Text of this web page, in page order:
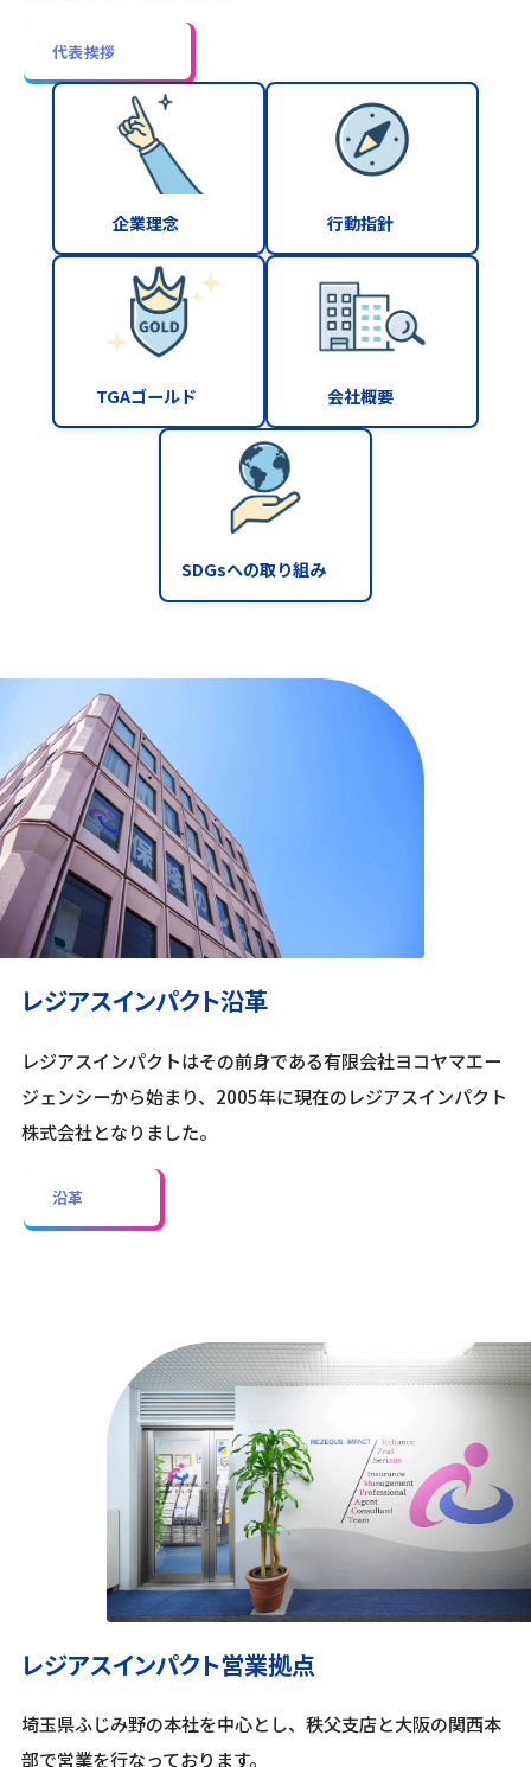
代表挨拶
企業理念 行動指針
TGAゴールド 会社概要
SDGsへの取り組み
レジアスインパクト沿革
レジアスインパクトはその前身である有限会社ヨコヤマエー
ジェンシーから始まり、2005年に現在のレジアスインパクト
株式会社となりました。
沿革
レジアスインパクト営業拠点
埼玉県ふじみ野の本社を中心とし、秩父支店と大阪の関西本
部で営業を行なっております。